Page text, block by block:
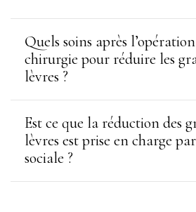
Quels soins après
chirurgie pour réduire les
lèvres ?
Est ce que la réduction des
lèvres est prise en charge
sociale ?